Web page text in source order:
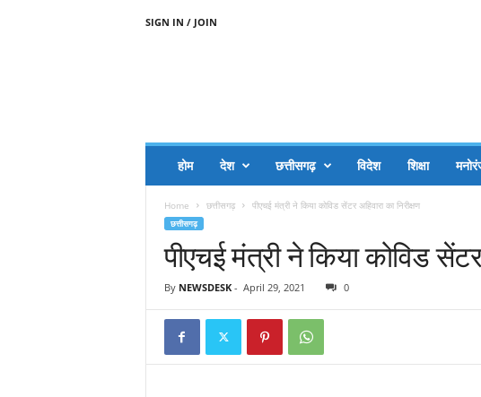
SIGN IN / JOIN
होम देश छत्तीसगढ़ विदेश शिक्षा
Home छत्तीसगढ़ पीएचई मंत्री ने किया कोविड सेंटर अहिवारा का निरीक्षण
छत्तीसगढ़
पीएचई मंत्री ने किया कोविड सेंटर
By NEWSDESK- April 29, 2021 0